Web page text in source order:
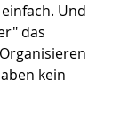
Und
das
kein